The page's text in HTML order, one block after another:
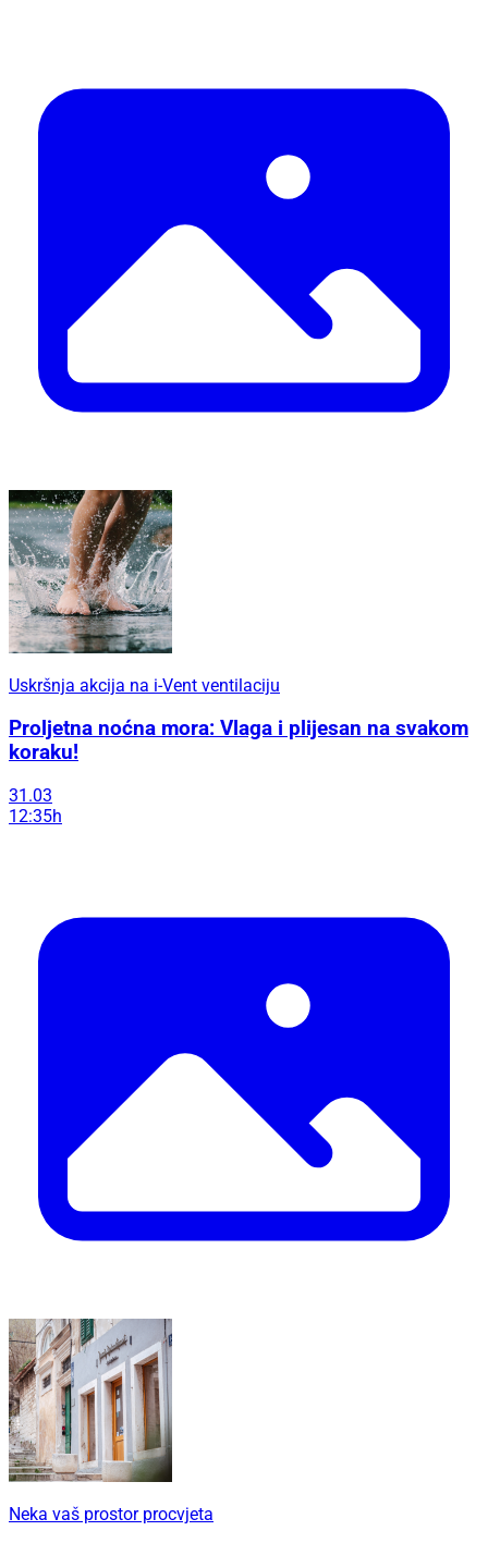
Uskršnja akcija na i-Vent ventilaciju
Proljetna noćna mora: Vlaga i plijesan na svakom
koraku!
31.03
12:35h
Neka vaš prostor procvjeta